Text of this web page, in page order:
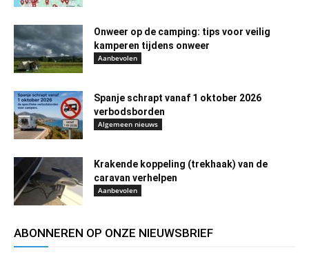
Onweer op de camping: tips voor veilig
kamperen tijdens onweer
Aanbevolen
Spanje schrapt vanaf 1 oktober 2026
verbodsborden
Algemeen nieuws
Krakende koppeling (trekhaak) van de
caravan verhelpen
Aanbevolen
ABONNEREN OP ONZE NIEUWSBRIEF